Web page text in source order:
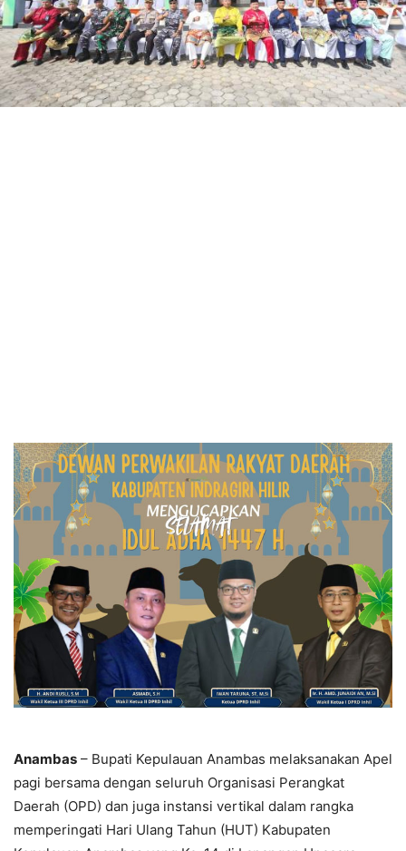
Anambas – Bupati Kepulauan Anambas melaksanakan Apel
pagi bersama dengan seluruh Organisasi Perangkat
Daerah (OPD) dan juga instansi vertikal dalam rangka
memperingati Hari Ulang Tahun (HUT) Kabupaten